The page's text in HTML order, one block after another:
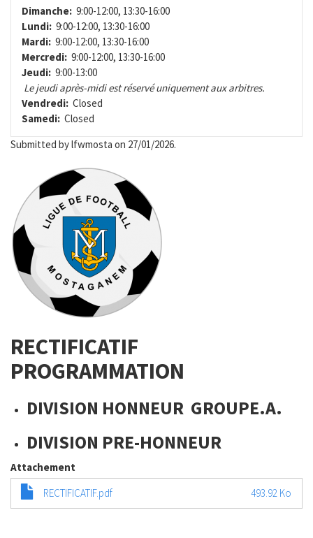
Dimanche: 9:00-12:00, 13:30-16:00
Lundi: 9:00-12:00, 13:30-16:00
Mardi: 9:00-12:00, 13:30-16:00
Mercredi: 9:00-12:00, 13:30-16:00
Jeudi: 9:00-13:00
Le jeudi après-midi est réservé uniquement aux arbitres.
Vendredi: Closed
Samedi: Closed
Submitted bylfwmosta on 27/01/2026.
RECTIFICATIF
PROGRAMMATION
DIVISION HONNEUR GROUPE.A.
DIVISION PRE-HONNEUR
Attachement
RECTIFICATIF.pdf
493.92 Ko